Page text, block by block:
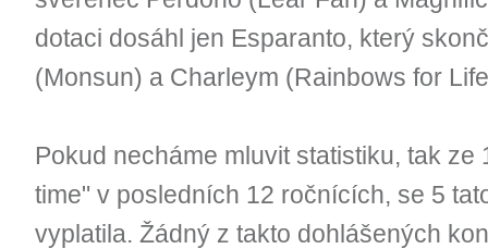
dotaci dosáhl jen Esparanto, který
(Monsun) a Charleym (Rainbows for
Pokud necháme mluvit statistiku, tak
time" v posledních 12 ročnících, se 5
vyplatila. Žádný z takto dohlášených